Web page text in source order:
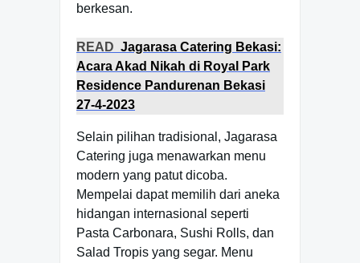
berkesan.
READ Jagarasa Catering Bekasi:
Acara Akad Nikah di Royal Park
Residence Pandurenan Bekasi
27-4-2023
Selain pilihan tradisional, Jagarasa
Catering juga menawarkan menu
modern yang patut dicoba.
Mempelai dapat memilih dari aneka
hidangan internasional seperti
Pasta Carbonara, Sushi Rolls, dan
Salad Tropis yang segar. Menu